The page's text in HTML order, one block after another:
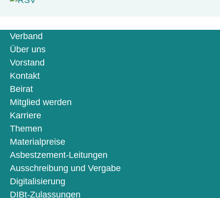
Verband
Über uns
Vorstand
Kontakt
Beirat
Mitglied werden
Karriere
Themen
Materialpreise
Asbestzement-Leitungen
Ausschreibung und Vergabe
Digitalisierung
DIBt-Zulassungen